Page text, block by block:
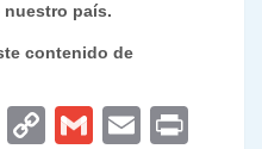
país.
contenido de
Li
C
G
E